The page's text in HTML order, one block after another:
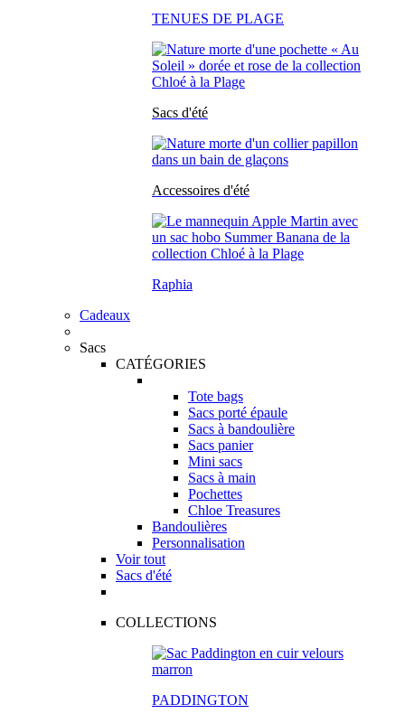
TENUES DE PLAGE
Sacs d'été
Accessoires d'été
Raphia
Cadeaux
Sacs
CATÉGORIES
Tote bags
Sacs porté épaule
Sacs à bandoulière
Sacs panier
Mini sacs
Sacs à main
Pochettes
Chloe Treasures
Bandoulières
Personnalisation
Voir tout
Sacs d'été
COLLECTIONS
PADDINGTON